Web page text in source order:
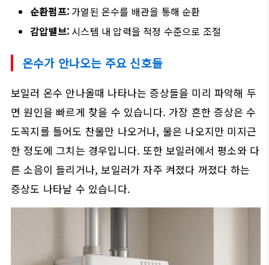
순환펌프: 가열된 온수를 배관을 통해 순환
감압밸브: 시스템 내 압력을 적정 수준으로 조절
온수가 안나오는 주요 신호들
보일러 온수 안나올때 나타나는 증상들을 미리 파악해 두
면 원인을 빠르게 찾을 수 있습니다. 가장 흔한 증상은 수
도꼭지를 틀어도 찬물만 나오거나, 물은 나오지만 미지근
한 정도에 그치는 경우입니다. 또한 보일러에서 평소와 다
른 소음이 들리거나, 보일러가 자주 켜졌다 꺼졌다 하는
증상도 나타날 수 있습니다.